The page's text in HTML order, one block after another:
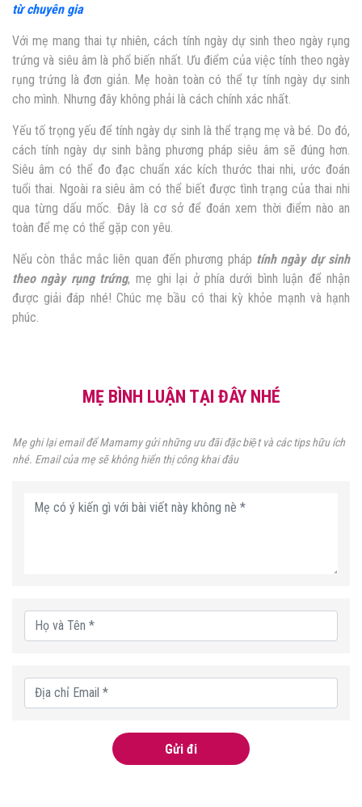
từ chuyên gia
Với mẹ mang thai tự nhiên, cách tính ngày dự sinh theo ngày rụng
trứng và siêu âm là phổ biến nhất. Ưu điểm của việc tính theo ngày
rụng trứng là đơn giản. Mẹ hoàn toàn có thể tự tính ngày dự sinh
cho mình. Nhưng đây không phải là cách chính xác nhất.
Yếu tố trọng yếu để tính ngày dự sinh là thể trạng mẹ và bé. Do đó,
cách tính ngày dự sinh bằng phương pháp siêu âm sẽ đúng hơn.
Siêu âm có thể đo đạc chuẩn xác kích thước thai nhi, ước đoán
tuổi thai. Ngoài ra siêu âm có thể biết được tình trạng của thai nhi
qua từng dấu mốc. Đây là cơ sở để đoán xem thời điểm nào an
toàn để mẹ có thể gặp con yêu.
Nếu còn thắc mắc liên quan đến phương pháp tính ngày dự sinh
theo ngày rụng trứng, mẹ ghi lại ở phía dưới bình luận để nhận
được giải đáp nhé! Chúc mẹ bầu có thai kỳ khỏe mạnh và hạnh
phúc.
MẸ BÌNH LUẬN TẠI ĐÂY NHÉ
Mẹ ghi lại email để Mamamy gửi những ưu đãi đặc biệt và các tips hữu ích
nhé. Email của mẹ sẽ không hiển thị công khai đâu
Gửi đi